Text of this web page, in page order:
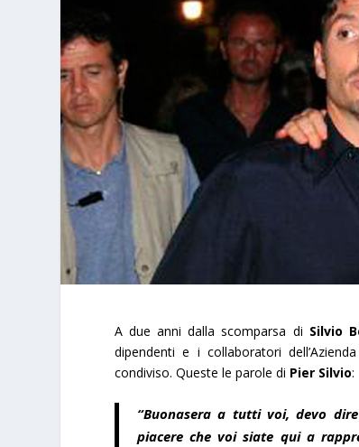
A due anni dalla scomparsa di Silvio
dipendenti e i collaboratori
condiviso. Queste le parole di Pier Silvio:
“Buonasera a tutti voi, devo
piacere che voi siate qui a